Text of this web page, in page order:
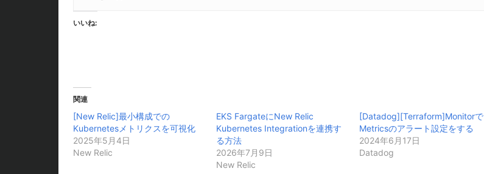
いいね:
関連
[New Relic]最小構成での
Kubernetesメトリクスを可視化
2025年5月4日
New Relic
EKS FargateにNew Relic
Kubernetes Integrationを連携す
る方法
2026年7月9日
New Relic
[Datadog][Terraform]Monitorで
Metricsのアラート設定をする
2024年6月17日
Datadog